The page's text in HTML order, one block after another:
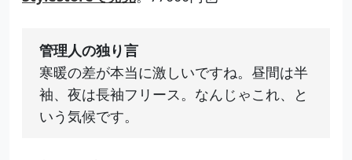
管理人の独り言
寒暖の差が本当に激しいですね。昼間は半
袖、夜は長袖フリース。なんじゃこれ、と
いう気候です。